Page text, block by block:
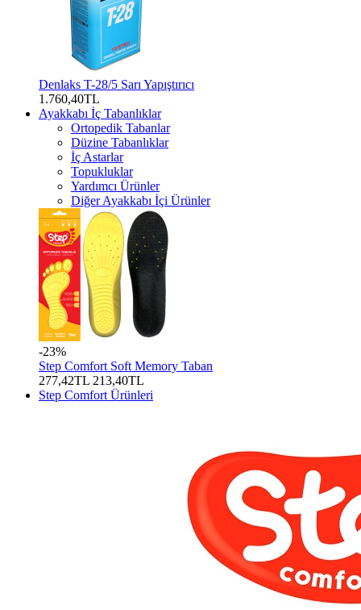
Denlaks T-28/5 Sarı Yapıştırıcı
1.760,40TL
Ayakkabı İç Tabanlıklar
Ortopedik Tabanlar
Düzine Tabanlıklar
İç Astarlar
Topukluklar
Yardımcı Ürünler
Diğer Ayakkabı İçi Ürünler
-23%
Step Comfort Soft Memory Taban
277,42TL 213,40TL
Step Comfort Ürünleri